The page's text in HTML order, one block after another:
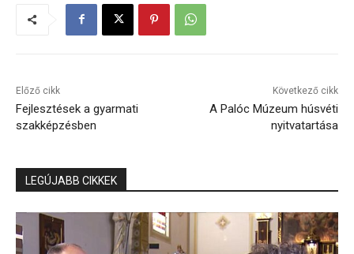
Előző cikk
Fejlesztések a gyarmati
szakképzésben
Következő cikk
A Palóc Múzeum húsvéti
nyitvatartása
LEGÚJABB CIKKEK